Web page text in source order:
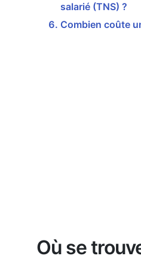
salarié (TNS) ?
Combien coûte
Où se